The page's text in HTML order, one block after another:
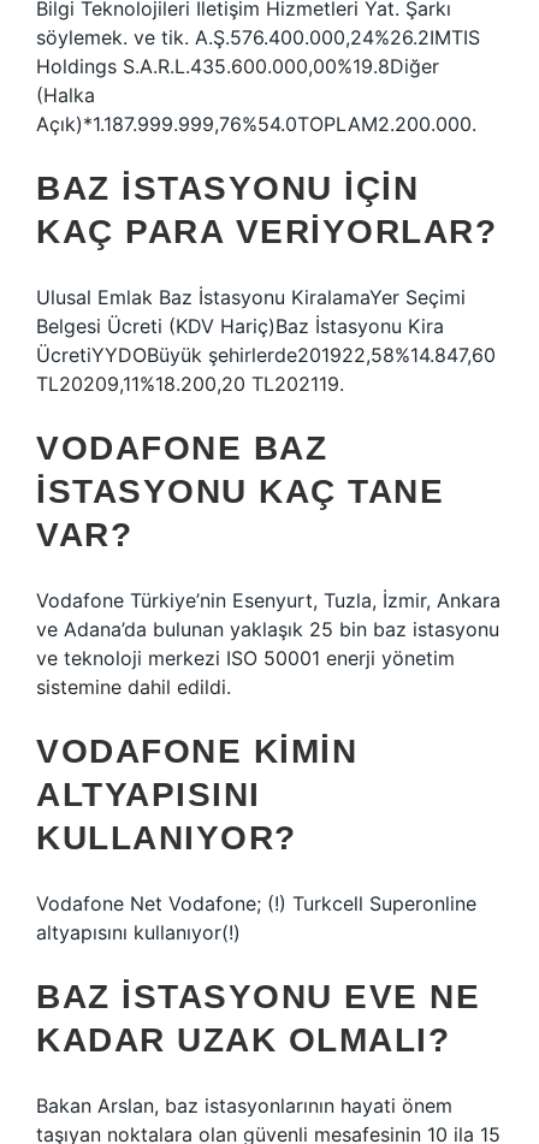
Bilgi Teknolojileri İletişim Hizmetleri Yat. Şarkı
söylemek. ve tik. A.Ş.576.400.000,24%26.2IMTIS
Holdings S.A.R.L.435.600.000,00%19.8Diğer
(Halka
Açık)*1.187.999.999,76%54.0TOPLAM2.200.000.
BAZ ISTASYONU IÇIN
KAÇ PARA VERIYORLAR?
Ulusal Emlak Baz İstasyonu KiralamaYer Seçimi
Belgesi Ücreti (KDV Hariç)Baz İstasyonu Kira
ÜcretiYYDOBüyük şehirlerde201922,58%14.847,60
TL20209,11%18.200,20 TL202119.
VODAFONE BAZ
ISTASYONU KAÇ TANE
VAR?
Vodafone Türkiye’nin Esenyurt, Tuzla, İzmir, Ankara
ve Adana’da bulunan yaklaşık 25 bin baz istasyonu
ve teknoloji merkezi ISO 50001 enerji yönetim
sistemine dahil edildi.
VODAFONE KIMIN
ALTYAPISINI
KULLANIYOR?
Vodafone Net Vodafone; (!) Turkcell Superonline
altyapısını kullanıyor(!)
BAZ ISTASYONU EVE NE
KADAR UZAK OLMALI?
Bakan Arslan, baz istasyonlarının hayati önem
taşıyan noktalara olan güvenli mesafesinin 10 ila 15